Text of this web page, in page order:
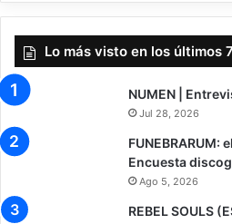
Lo más visto en los últimos
NUMEN |
Jul 28, 2026
FUNEBRARUM:
Encuesta
Ago 5, 2026
REBEL SOULS